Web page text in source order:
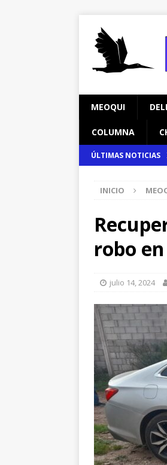
MEOQUI
COLUMNA
ÚLTIMAS NOTICIAS
INICIO
robo
julio 14, 2024